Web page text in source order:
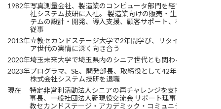
1982年写真測量会社、製造業のコンピュータ部門を経て、株式会
社システム技研に入社。 製造業向けの販売・生産管理シス
テムの設計・開発、導入支援、顧客サポート、社員教育に
従事
2013年立教セカンドステージ大学で2年間学び、リタイア後のシニ
ア世代の実情に深く向き合う
2020年埼玉未来大学で埼玉県内のシニア世代とも関わる
2023年プログラマ、SE、開発部長、取締役として42年間在籍後、
株式会社システム技研を退職
現在 特定非営利活動法人シニアの再チャレンジを支援する会 理
事長、一般社団法人新現役交流会 サポート理事、 RSAC(立
教セカンドステージ・アカデミック・コミュニティ)会員、